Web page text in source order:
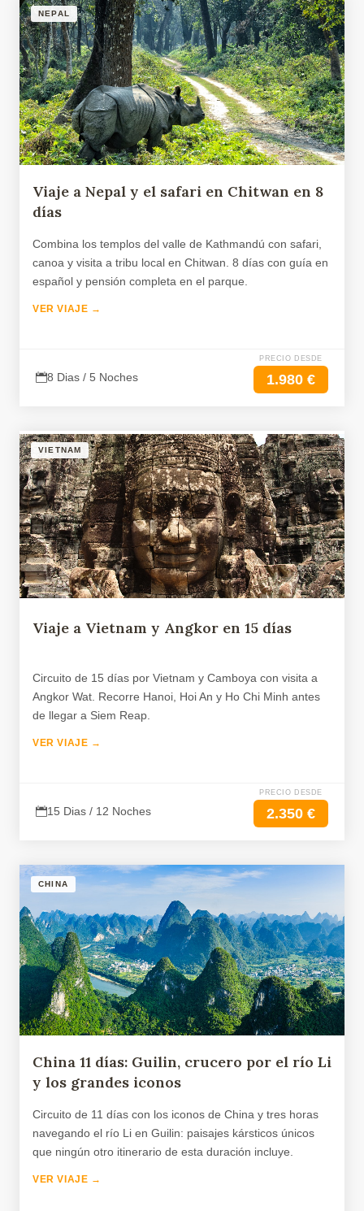
NEPAL
Viaje a Nepal y el safari en Chitwan en 8
días
Combina los templos del valle de Kathmandú con safari,
canoa y visita a tribu local en Chitwan. 8 días con guía en
español y pensión completa en el parque.
VER VIAJE →
8 Dias / 5 Noches
PRECIO DESDE
1.980 €
VIETNAM
Viaje a Vietnam y Angkor en 15 días
Circuito de 15 días por Vietnam y Camboya con visita a
Angkor Wat. Recorre Hanoi, Hoi An y Ho Chi Minh antes
de llegar a Siem Reap.
VER VIAJE →
15 Dias / 12 Noches
PRECIO DESDE
2.350 €
CHINA
China 11 días: Guilin, crucero por el río Li
y los grandes iconos
Circuito de 11 días con los iconos de China y tres horas
navegando el río Li en Guilin: paisajes kársticos únicos
que ningún otro itinerario de esta duración incluye.
VER VIAJE →